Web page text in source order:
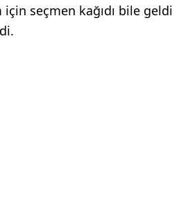
için seçmen kağıdı bile geldi